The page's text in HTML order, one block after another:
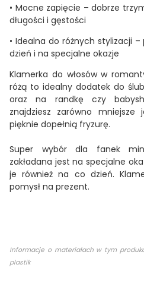
• Mocne zapięcie – dobrze
długości i gęstości
• Idealna do różnych stylizacji –
dzień i na specjalne okazje
Klamerka do włosów w
różą to idealny dodatek do
oraz na randkę czy
znajdziesz zarówno
pięknie dopełnią fryzurę.
Super wybór dla fanek
zakładana jest na specjalne
je również na co dzień.
pomysł na prezent.
Informacje o materiałach w tym
plastik